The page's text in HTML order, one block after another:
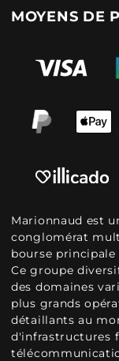
MOYENS DE
Marionnaud est
conglomérat
bourse
Ce groupe
des domaines
plus grands
détaillants au
d'infrastructures